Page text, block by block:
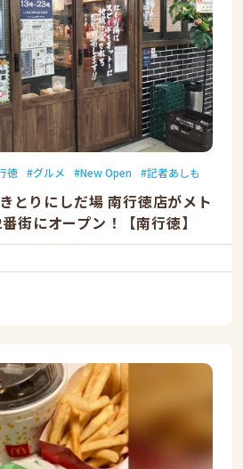
徳 グルメ New Open 記者あしも
とりにしだ場 南行徳店がメト
街にオープン！【南行徳】